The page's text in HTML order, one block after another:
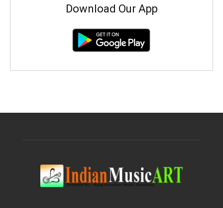
Download Our App